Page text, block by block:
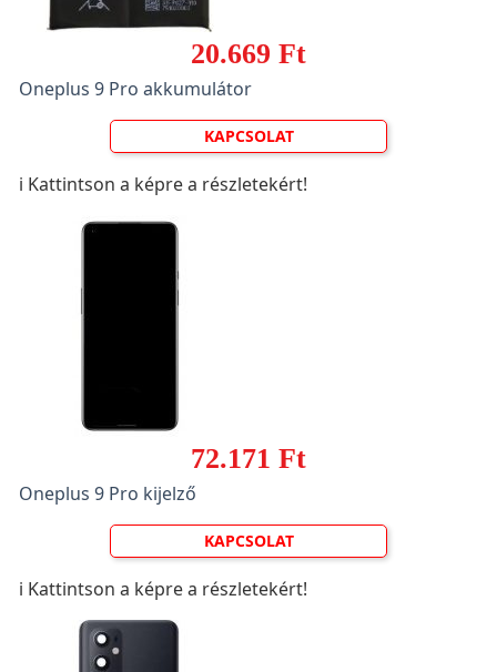
20.669 Ft
Oneplus 9 Pro akkumulátor
KAPCSOLAT
ℹ️ Kattintson a képre a részletekért!
72.171 Ft
Oneplus 9 Pro kijelző
KAPCSOLAT
ℹ️ Kattintson a képre a részletekért!